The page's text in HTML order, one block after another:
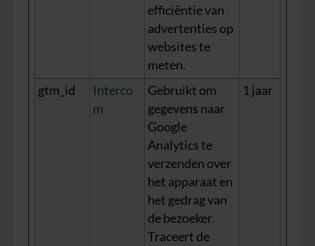
efficiëntie van
advertenties op
websites te
meten.
gtm_id
Interco
m
Gebruikt om
gegevens naar
Google
Analytics te
verzenden over
het apparaat en
het gedrag van
de bezoeker.
Traceert de
1 jaar